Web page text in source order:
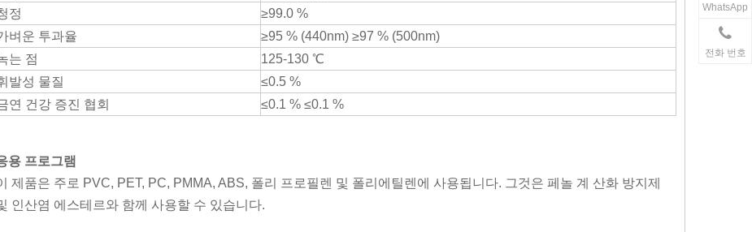
정
≥99.0 %
벼운 투과율
≥95 % (440nm) ≥97 % (500nm)
는 점
125-130 ℃
발성 물질
≤0.5 %
연 건강 증진 협회
≤0.1 % ≤0.1 %
용 프로그램
제품은 주로 PVC, PET, PC, PMMA, ABS, 폴리 프로필렌 및 ​​폴리에틸렌에 사용됩니다. 그것은 페놀 계 산화 방지제
인산염 에스테르와 함께 사용할 수 있습니다.
WhatsApp
전화 번호